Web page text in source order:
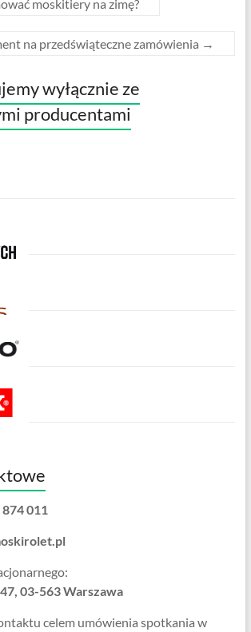
moskitiery na zimę?
na przedświąteczne zamówienia →
wyłącznie ze
producentami
011
03-563 Warszawa
celem umówienia spotkania w